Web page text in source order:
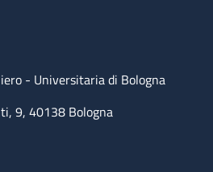
- Universitaria di Bologna
9, 40138 Bologna